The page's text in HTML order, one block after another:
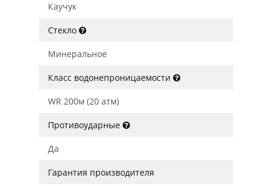
Каучук
Стекло
Минеральное
Класс водонепроницаемости
WR 200м (20 атм)
Противоударные
Да
Гарантия производителя